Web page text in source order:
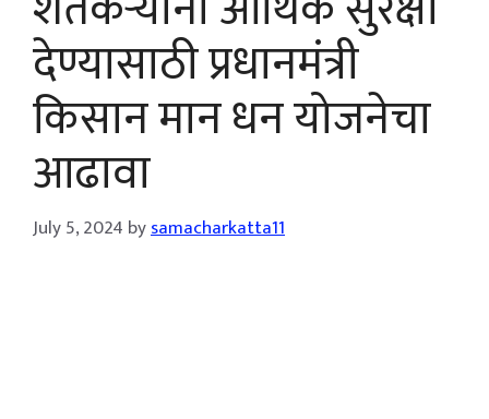
देण्यासाठी प्रधानमंत्री
किसान मान धन योजनेचा
आढावा
July 5, 2024 bysamacharkatta11